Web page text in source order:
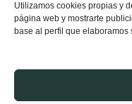
Utilizamos cookies propias y
página web y mostrarte
base al perfil que